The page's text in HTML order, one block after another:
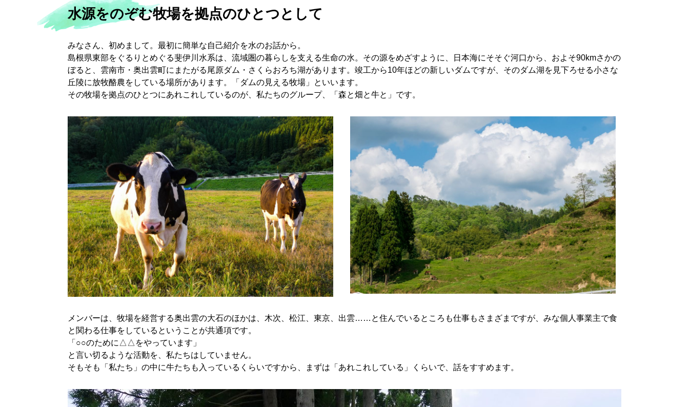
水源をのぞむ牧場を拠点のひとつとして
みなさん、初めまして。最初に簡単な自己紹介を水のお話から。
島根県東部をぐるりとめぐる斐伊川水系は、流域圏の暮らしを支える生命の水。その源をめざすように、日本海にそそぐ河口から、およそ90kmさかの
ぼると、雲南市・奥出雲町にまたがる尾原ダム・さくらおろち湖があります。竣工から10年ほどの新しいダムですが、そのダム湖を見下ろせる小さな
丘陵に放牧酪農をしている場所があります。「ダムの見える牧場」といいます。
その牧場を拠点のひとつにあれこれしているのが、私たちのグループ、「森と畑と牛と」です。
メンバーは、牧場を経営する奥出雲の大石のほかは、木次、松江、東京、出雲……と住んでいるところも仕事もさまざまですが、みな個人事業主で食
と関わる仕事をしているということが共通項です。
「○○のために△△をやっています」
と言い切るような活動を、私たちはしていません。
そもそも「私たち」の中に牛たちも入っているくらいですから、まずは「あれこれしている」くらいで、話をすすめます。